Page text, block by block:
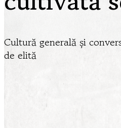
Cultură generală și
de elită